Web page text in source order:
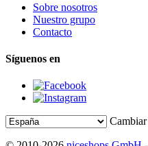
Sobre nosotros
Nuestro grupo
Contacto
Síguenos en